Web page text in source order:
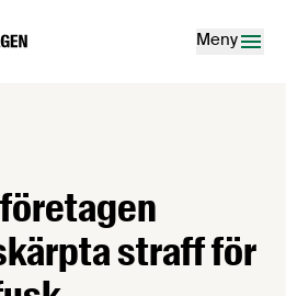
startsidan
Meny
straff för